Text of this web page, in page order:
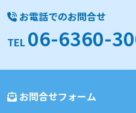
お電話でのお問合せ
TEL 06-6360-
お問合せフォーム